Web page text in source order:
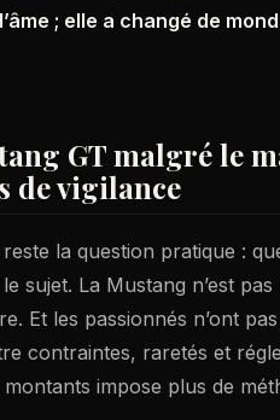
; elle a changé de
GT malgré le
de vigilance
la question pratique :
sujet. La Mustang n’est
Et les passionnés n’ont
contraintes, raretés et
montants impose plus de